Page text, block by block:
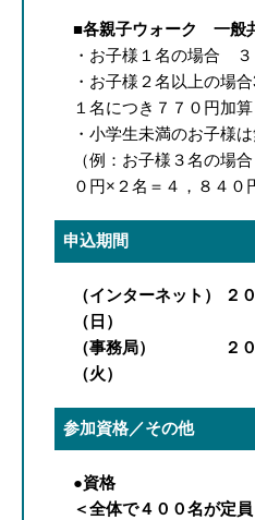
■各親子ウォーク 一般
・お子様１名の場合 ３
・お子様２名以上の場
１名につき７７０円加算
・小学生未満のお子様は
（例：お子様３名の場
０円×２名＝４，８４０
申込期間
（インターネット） ２
（日）
（事務局） ２０２
（火）
参加資格／その他
●資格
＜全体で４００名が定